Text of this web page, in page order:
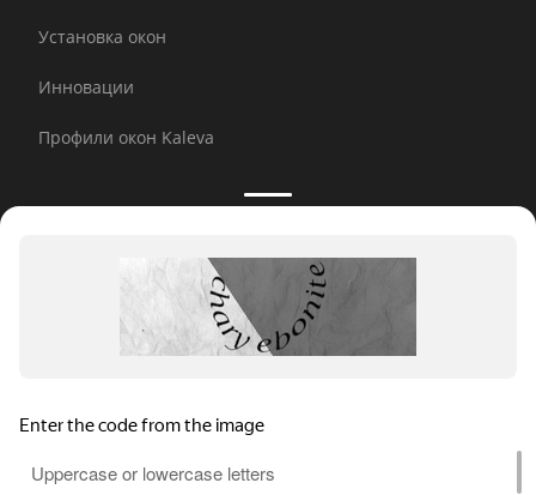
Установка окон
Инновации
Профили окон Kaleva
Принимаем к оплате:
E-mail рассылка